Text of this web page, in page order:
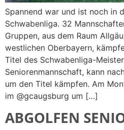
Spannend war und ist noch in
Schwabenliga. 32
Gruppen, aus dem Raum
westlichen Oberbayern,
Titel des Schwabenliga-
Seniorenmannschaft, kann
um den Titel kämpfen. Am
im @gcaugsburg um […]
ABGOLFEN